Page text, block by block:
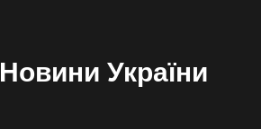
Новини України